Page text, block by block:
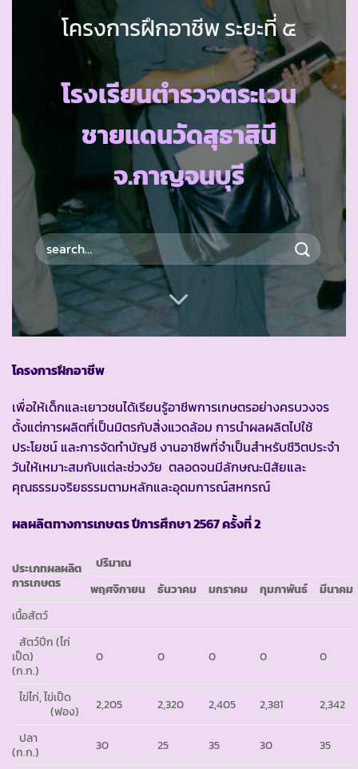
โครงการฝึกอาชีพ ระยะที่ ๕
โรงเรียนตำรวจตระเวน
ชายแดนวัดสุธาสินี
จ.กาญจนบุรี
โครงการฝึกอาชีพ
เพื่อให้เด็กและเยาวชนได้เรียนรู้อาชีพการเกษตรอย่างครบวงจร
ตั้งแต่การผลิตที่เป็นมิตรกับสิ่งแวดล้อม การนำผลผลิตไปใช้
ประโยชน์ และการจัดทำบัญชี งานอาชีพที่จำเป็นสำหรับชีวิตประจำ
วันให้เหมาะสมกับแต่ละช่วงวัย ตลอดจนมีลักษณะนิสัยและ
คุณธรรมจริยธรรมตามหลักและอุดมการณ์สหกรณ์
ผลผลิตทางการเกษตรปีการศึกษา2567 ครั้งที่2
ประเภทผลผลิต
การเกษตร
ปริมาณ
พฤศจิกายน
ธันวาคม มกราคม กุมภาพันธ์
มีนาคม
เนื้อสัตว์
สัตว์ปีก (ไก่
เป็ด)
(ก.ก.)
0 0 0 0 0
ไข่ไก่, ไข่เป็ด
(ฟอง)
2,205 2,320 2,405 2,381
2,342
ปลา
(ก.ก.)
30 25 35 30
35